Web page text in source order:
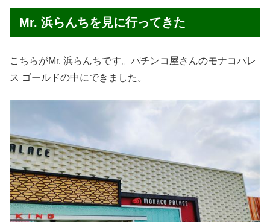
Mr. 浜らんちを見に行ってきた
こちらがMr. 浜らんちです。パチンコ屋さんのモナコパレ
ス ゴールドの中にできました。